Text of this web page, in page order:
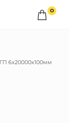
0
6х20000х100мм